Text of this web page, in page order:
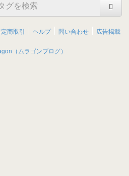
商取引 ヘルプ 問い合わせ 広告掲載
（ムラゴンブログ）